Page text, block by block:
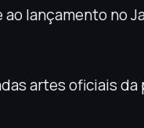
ao lançamento no
artes oficiais